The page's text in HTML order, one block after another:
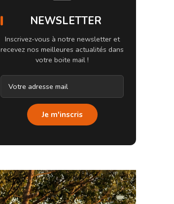
NEWSLETTER
Inscrivez-vous à notre newsletter et
recevez nos meilleures actualités dans
votre boite mail !
Je m'inscris